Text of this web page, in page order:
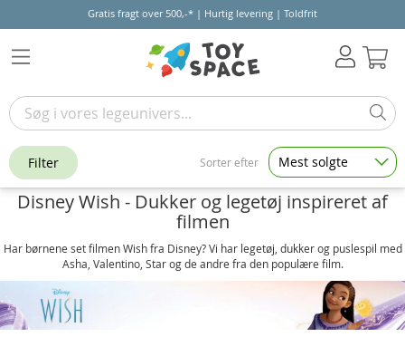
Gratis fragt over 500,-* | Hurtig levering | Toldfrit
Disney Wish - Dukker og legetøj inspireret af
filmen
Har børnene set filmen Wish fra Disney? Vi har legetøj, dukker og puslespil med
Asha, Valentino, Star og de andre fra den populære film.
Filter Sorter efter Mest solgte